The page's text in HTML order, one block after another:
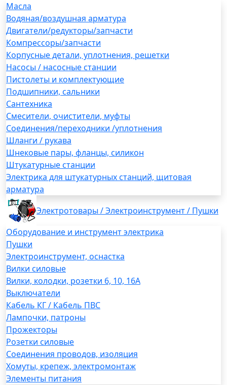
Масла
Водяная/воздушная арматура
Двигатели/редукторы/запчасти
Компрессоры/запчасти
Корпусные детали, уплотнения, решетки
Насосы / насосные станции
Пистолеты и комплектующие
Подшипники, сальники
Сантехника
Смесители, очистители, муфты
Соединения/переходники /уплотнения
Шланги / рукава
Шнековые пары, фланцы, силикон
Штукатурные станции
Электрика для штукатурных станций, щитовая
арматура
Электротовары / Электроинструмент / Пушки
Оборудование и инструмент электрика
Пушки
Электроинструмент, оснастка
Вилки силовые
Вилки, колодки, розетки 6, 10, 16А
Выключатели
Кабель КГ / Кабель ПВС
Лампочки, патроны
Прожекторы
Розетки силовые
Соединения проводов, изоляция
Хомуты, крепеж, электромонтаж
Элементы питания